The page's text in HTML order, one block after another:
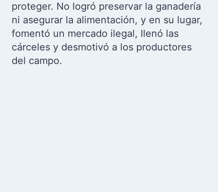
proteger. No logró preservar la ganadería
ni asegurar la alimentación, y en su lugar,
fomentó un mercado ilegal, llenó las
cárceles y desmotivó a los productores
del campo.